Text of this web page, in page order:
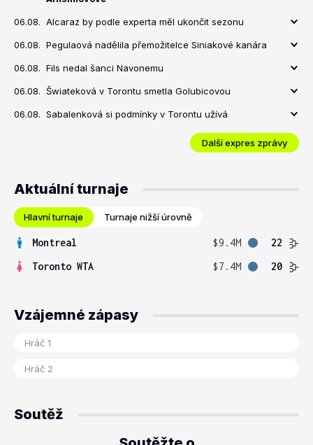
06.08. Alcaraz by podle experta měl ukončit sezonu
06.08. Pegulaová nadělila přemožitelce Siniakové kanára
06.08. Fils nedal šanci Navonemu
06.08. Šwiateková v Torontu smetla Golubicovou
06.08. Sabalenková si podmínky v Torontu užívá
Další expres zprávy
Aktuální turnaje
Hlavní turnaje Turnaje nižší úrovně
Montreal $9.4M
22
Toronto WTA
$7.4M 20
Vzájemné zápasy
Soutěž